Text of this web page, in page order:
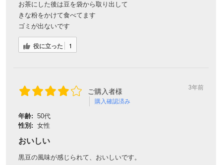
お茶にした後は豆を袋から取り出して
きな粉をかけて食べてます
ゴミが出ないです
役に立った 1
ご購入者様
購入確認済み
3年前
年齢: 50代
性別: 女性
おいしい
黒豆の風味が感じられて、おいしいです。